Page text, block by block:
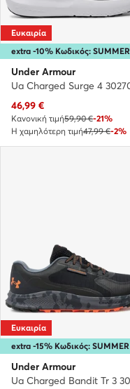
extra -10% Κωδικός: SUMMER
Ευκαιρία
Under Armour
Τρέχουσα τιμή
46,99 €
Κανονική τιμή59,90 €-21%
Η χαμηλότερη τιμή47,99 €-2%
extra -15% Κωδικός: SUMMER
Ευκαιρία
Under Armour